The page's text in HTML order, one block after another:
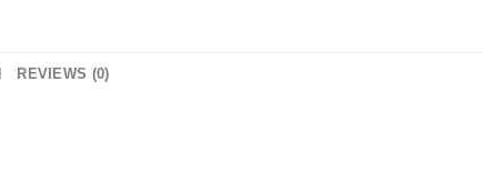
REVIEWS (0)